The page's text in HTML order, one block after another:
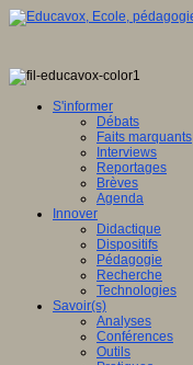
S'informer
Débats
Faits marquants
Interviews
Reportages
Brèves
Agenda
Innover
Didactique
Dispositifs
Pédagogie
Recherche
Technologies
Savoir(s)
Analyses
Conférences
Outils